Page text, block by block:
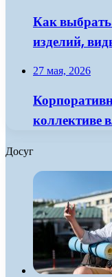
Как
изделий,
27 мая, 2026
коллективе
Досуг